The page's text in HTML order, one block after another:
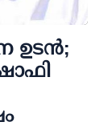
ഉടന്‍;